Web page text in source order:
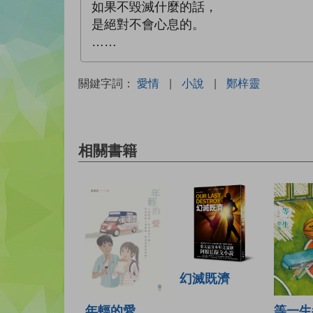
如果不毀滅什麼的話，
是絕對不會心息的。
……
關鍵字詞： 愛情 | 小說 | 鄭梓靈
相關書籍
幻滅既濟